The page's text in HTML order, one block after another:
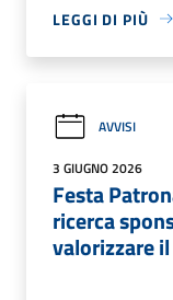
LEGGI DI PIÙ
AVVISI
3 GIUGNO 2026
Festa
ricerca
valorizzare